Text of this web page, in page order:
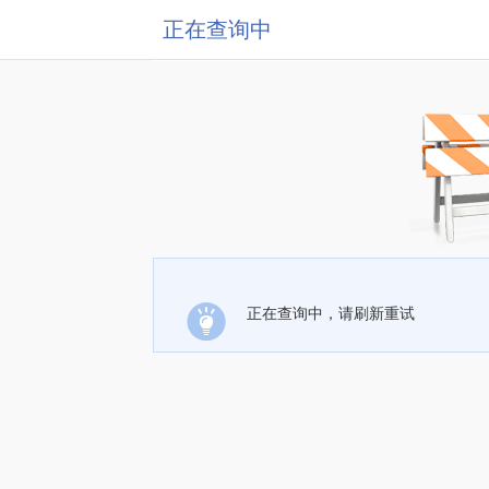
正在查询中
正在查询中，请刷新重试